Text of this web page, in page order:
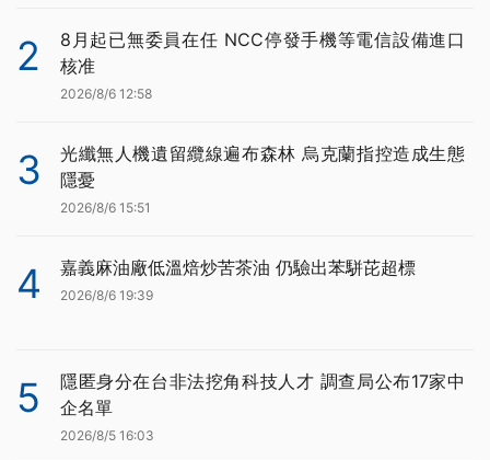
2
8月起已無委員在任 NCC停發手機等電信設備進口
核准
2026/8/6 12:58
3
光纖無人機遺留纜線遍布森林 烏克蘭指控造成生態
隱憂
2026/8/6 15:51
4 嘉義麻油廠低溫焙炒苦茶油 仍驗出苯駢芘超標
2026/8/6 19:39
5
隱匿身分在台非法挖角科技人才 調查局公布17家中
企名單
2026/8/5 16:03